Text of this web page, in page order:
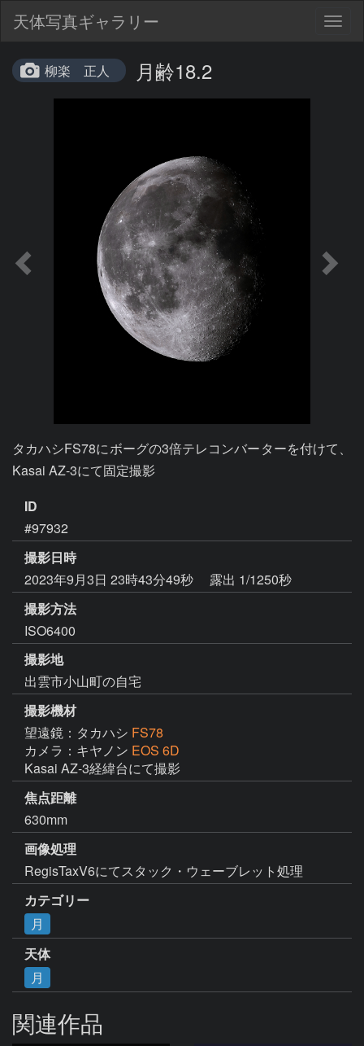
天体写真ギャラリー
柳楽 正人 月齢18.2
タカハシFS78にボーグの3倍テレコンバーターを付けて、
Kasai AZ-3にて固定撮影
ID
#97932
撮影日時
2023年9月3日 23時43分49秒
露出 1/1250秒
撮影方法
ISO6400
撮影地
出雲市小山町の自宅
撮影機材
望遠鏡：タカハシ FS78
カメラ：キヤノン EOS 6D
Kasai AZ-3経緯台にて撮影
焦点距離
630mm
画像処理
RegisTaxV6にてスタック・ウェーブレット処理
カテゴリー
月
天体
月
関連作品